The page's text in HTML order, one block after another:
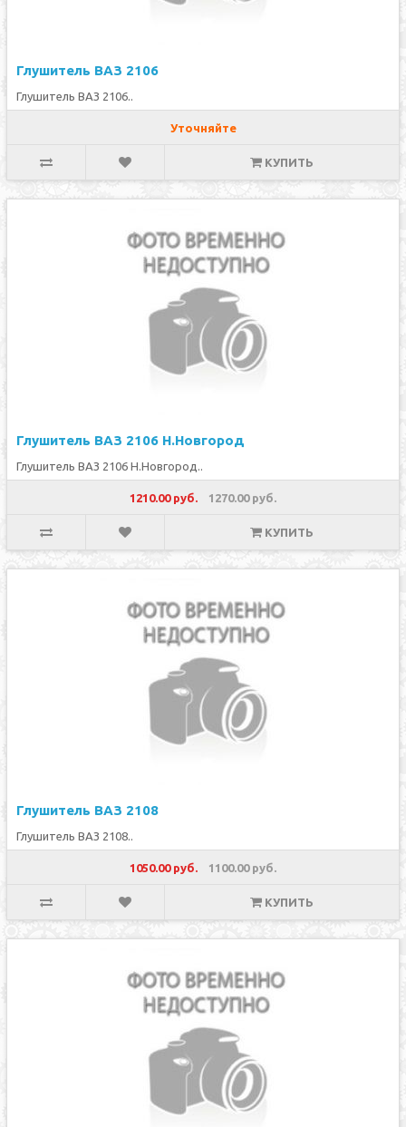
Глушитель ВАЗ 2106
Глушитель ВАЗ 2106..
Уточняйте
КУПИТЬ
Глушитель ВАЗ 2106 Н.Новгород
Глушитель ВАЗ 2106 Н.Новгород..
1210.00 руб. 1270.00 руб.
КУПИТЬ
Глушитель ВАЗ 2108
Глушитель ВАЗ 2108..
1050.00 руб. 1100.00 руб.
КУПИТЬ